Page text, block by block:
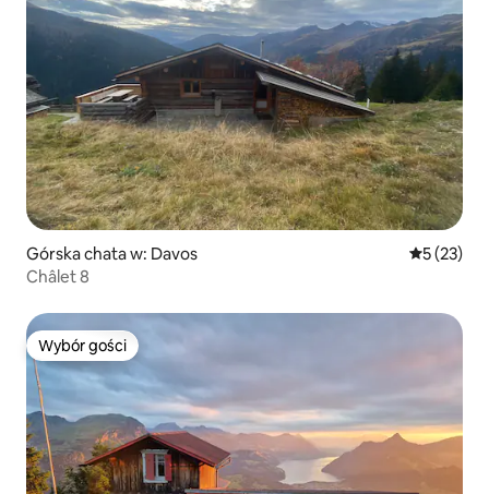
Górska chata w: Davos Średnia
5 (23)
Châlet 8
Wybór gości
Wybór gości